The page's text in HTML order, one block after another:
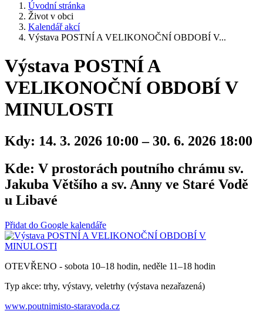
Úvodní stránka
Život v obci
Kalendář akcí
Výstava POSTNÍ A VELIKONOČNÍ OBDOBÍ V...
Výstava POSTNÍ A
VELIKONOČNÍ OBDOBÍ V
MINULOSTI
Kdy: 14. 3. 2026 10:00 – 30. 6. 2026 18:00
Kde: V prostorách poutního chrámu sv.
Jakuba Většího a sv. Anny ve Staré Vodě
u Libavé
Přidat do Google kalendáře
OTEVŘENO - sobota 10–18 hodin, neděle 11–18 hodin
Typ akce: trhy, výstavy, veletrhy (výstava nezařazená)
www.poutnimisto-staravoda.cz